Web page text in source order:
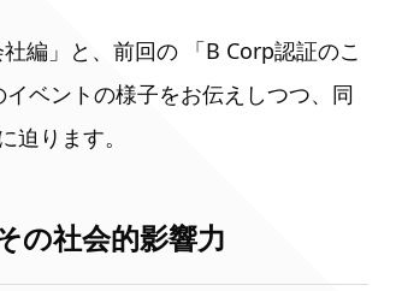
編」と、前回の 「B Corp認証のこ
ベントの様子をお伝えしつつ、同
ります。
の社会的影響力